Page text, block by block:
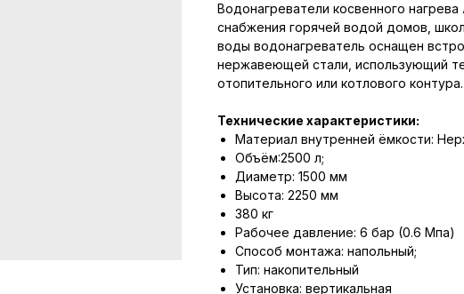
Водонагреватели косвенного нагрева
снабжения горячей водой домов,
воды водонагреватель оснащен
нержавеющей стали, использующий
отопительного или котлового контура.
Технические характеристики:
Материал внутренней ёмкости:
Объём:2500 л;
Диаметр: 1500 мм
Высота: 2250 мм
380 кг
Рабочее давление: 6 бар (0.6 Мпа)
Способ монтажа: напольный;
Тип: накопительный
Установка: вертикальная